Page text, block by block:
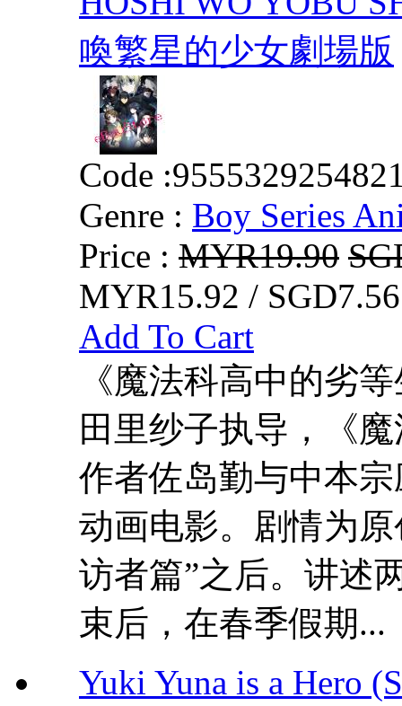
喚繁星的少女劇場版
Code :
Genre : Boy Series
Price : MYR19.90
MYR15.92 /
Add To Cart
《魔法科高中的劣
田里纱子执导，《
作者佐岛勤与中本
动画电影。剧情为
访者篇”之后。讲述
束后，在春季假期...
Yuki Yuna is a Hero